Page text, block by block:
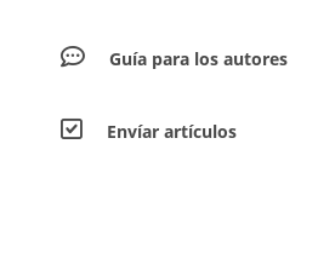
Guía para los autores
Envíar artículos